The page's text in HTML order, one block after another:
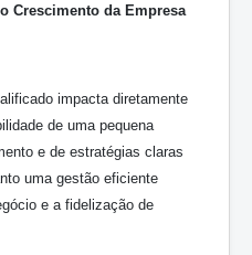
Crescimento da Empresa
impacta diretamente
de uma pequena
e de estratégias claras
uma gestão eficiente
e a fidelização de